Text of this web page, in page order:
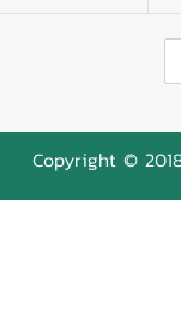
Copyright ©